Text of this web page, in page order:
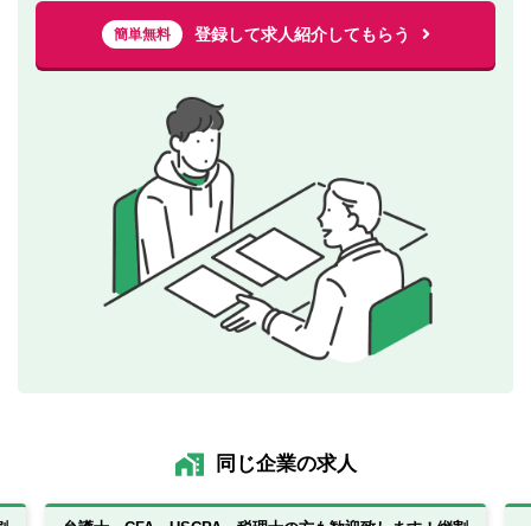
簡単無料 登録して求人紹介してもらう
同じ企業の求人